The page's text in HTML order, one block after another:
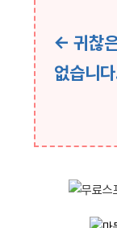
← 귀찮
없습니